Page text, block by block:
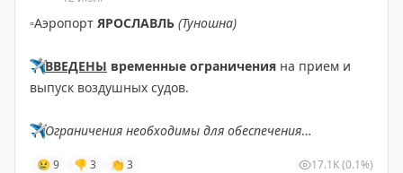
удачный выбор времени, когда большинство гостей
не спят. Брайан делится личным опытом частых
отмечает, что они помогли ему быстро научиться
правильно действовать в чрезвычайной ситуации.
комфортом гостей и эффективностью подготовки к
реальной опасности?
▫️Аэропорт ЯРОСЛАВЛЬ (Туношна)
✈️ВВЕДЕНЫ временные ограничения на прием и
выпуск воздушных судов.
✈️Ограничения необходимы для обеспечения
😢 9 👎 3 👏 3 17.1K(0.1%)